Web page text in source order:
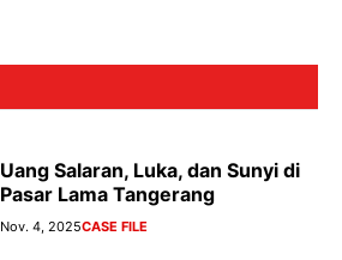
Uang Salaran, Luka, dan Sunyi di
Pasar Lama Tangerang
Nov. 4, 2025CASE FILE